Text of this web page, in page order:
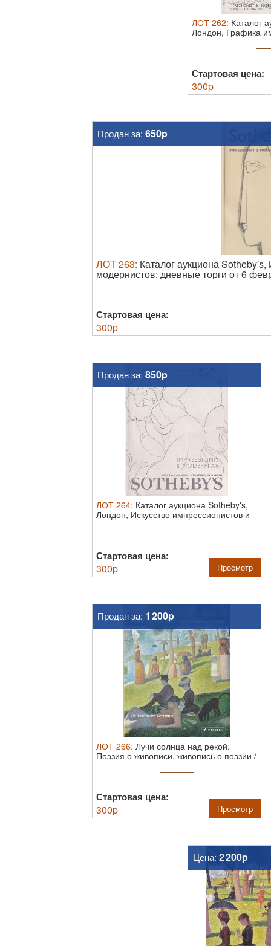
ЛОТ 262: Каталог
Лондон, Графика
Стартовая цена:
300p
Продан за: 650p
ЛОТ263: Каталог аукциона
модернистов: дневные торги от 6
Стартовая цена:
300p
Продан за: 850p
ЛОТ 264: Каталог аукциона Sotheby's,
Лондон, Искусство импрессионистов и
Стартовая цена:
300p Просмотр
Продан за: 1 200p
ЛОТ 266: Лучи солнца над рекой:
Поэзия о живописи, живопись о поэзии /
Стартовая цена:
300p Просмотр
Цена: 2 200p